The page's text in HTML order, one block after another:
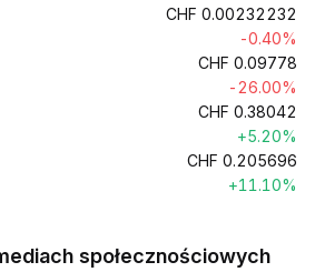
CHF 0.00232232
-0.40%
CHF 0.09778
-26.00%
CHF 0.38042
+5.20%
CHF 0.205696
+11.10%
społecznościowych